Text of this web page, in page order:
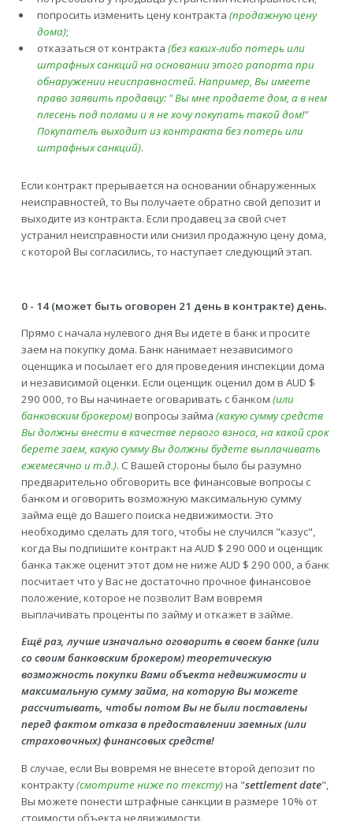
попросить изменить цену контракта (продажную цену
дома);
отказаться от контракта (без каких-либо потерь или
штрафных санкций на основании этого рапорта при
обнаружении неисправностей. Например, Вы имеете
право заявить продавцу: " Вы мне продаете дом, а в нем
плесень под полами и я не хочу покупать такой дом!"
Покупатель выходит из контракта без потерь или
штрафных санкций).
Если контракт прерывается на основании обнаруженных
неисправностей, то Вы получаете обратно свой депозит и
выходите из контракта. Если продавец за свой счет
устранил неисправности или снизил продажную цену дома,
с которой Вы согласились, то наступает следующий этап.
0 - 14 (может быть оговорен 21 день в контракте) день.
Прямо с начала нулевого дня Вы идете в банк и просите
заем на покупку дома. Банк нанимает независимого
оценщика и посылает его для проведения инспекции дома
и независимой оценки. Если оценщик оценил дом в AUD $
290 000, то Вы начинаете оговаривать с банком (или
банковским брокером)вопросы займа (какую сумму средств
Вы должны внести в качестве первого взноса, на какой срок
берете заем, какую сумму Вы должны будете выплачивать
ежемесячно и т.д.). С Вашей стороны было бы разумно
предварительно обговорить все финансовые вопросы с
банком и оговорить возможную максимальную сумму
займа ещё до Вашего поиска недвижимости. Это
необходимо сделать для того, чтобы не случился "казус",
когда Вы подпишите контракт на AUD $ 290 000 и оценщик
банка также оценит этот дом не ниже AUD $ 290 000, а банк
посчитает что у Вас не достаточно прочное финансовое
положение, которое не позволит Вам вовремя
выплачивать проценты по займу и откажет в займе.
Ещё раз, лучше изначально оговорить в своем банке (или
со своим банковским брокером) теоретическую
возможность покупки Вами объекта недвижимости и
максимальную сумму займа, на которую Вы можете
рассчитывать, чтобы потом Вы не были поставлены
перед фактом отказа в предоставлении заемных (или
страховочных) финансовых средств!
В случае, если Вы вовремя не внесете второй депозит по
контракту(смотрите ниже по тексту)на "settlement date",
Вы можете понести штрафные санкции в размере 10% от
стоимости объекта недвижимости.